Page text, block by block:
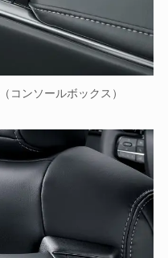
コンソールボックス）